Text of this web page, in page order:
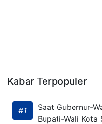
Kabar Terpopuler
#1
Saat Gubernur-
Bupati-Wali Kota